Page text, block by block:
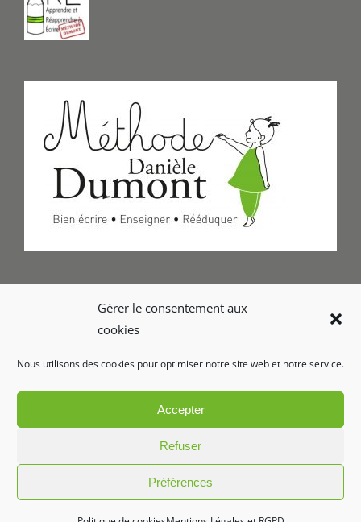
Gérer le consentement aux
cookies
Nous utilisons des cookies pour optimiser notre site web et notre service.
Accepter
Refuser
Préférences
Formulaire de Contact
Copyright 2026 Le geste d'écriture | Tous droits réservés